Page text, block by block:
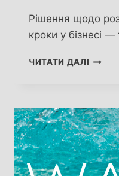
Рішення щодо
кроки у бізнесі
ЧИТАТИ ДАЛІ